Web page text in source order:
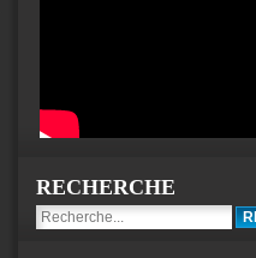
RECHERCHE